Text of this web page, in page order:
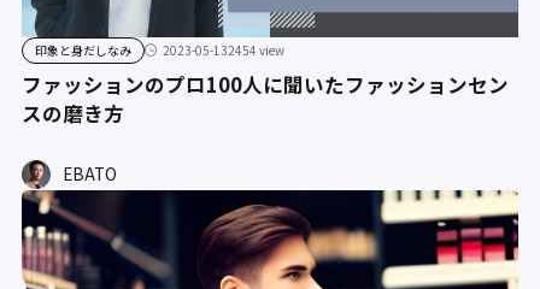
印象と身だしなみ 2023-05-132454 view
ファッションのプロ100人に聞いたファッションセン
スの磨き方
EBATO